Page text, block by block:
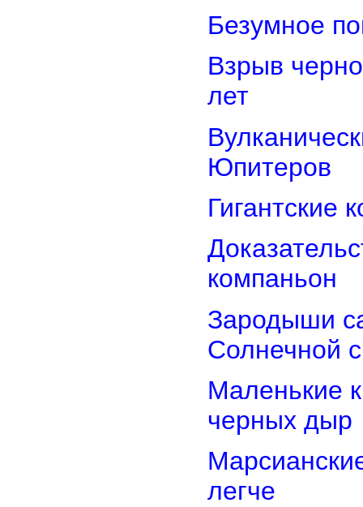
Безумное
Взрыв
лет
Юпитеров
Гигантские
компаньон
Зародыши
Солнечной
Маленькие
черных дыр
легче